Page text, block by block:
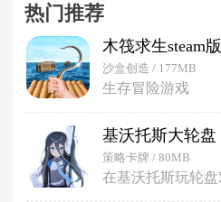
热门推荐
木筏求生steam版
沙盒创造 / 177MB
生存冒险游戏
基沃托斯大轮盘
策略卡牌 / 80MB
在基沃托斯玩轮盘